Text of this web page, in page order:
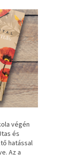
végén
és
hatással
Az a